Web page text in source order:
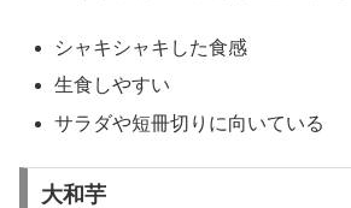
シャキシャキした食感
生食しやすい
サラダや短冊切りに向いている
大和芋